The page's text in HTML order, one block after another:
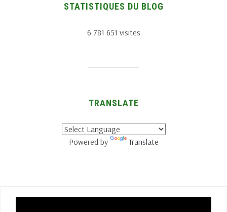
STATISTIQUES DU BLOG
6 781 651 visites
TRANSLATE
Powered by Translate